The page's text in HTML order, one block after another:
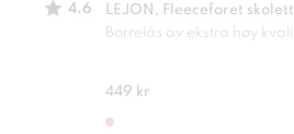
4.6
LEJON, Fleeceforet
Borrelås av ekstra høy
449 kr